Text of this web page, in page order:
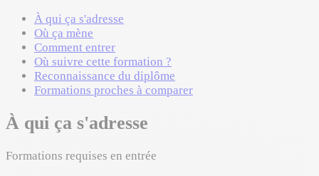
À qui ça s'adresse
Où ça mène
Comment entrer
Où suivre cette formation ?
Reconnaissance du diplôme
Formations proches à comparer
À qui ça s'adresse
Formations requises en entrée